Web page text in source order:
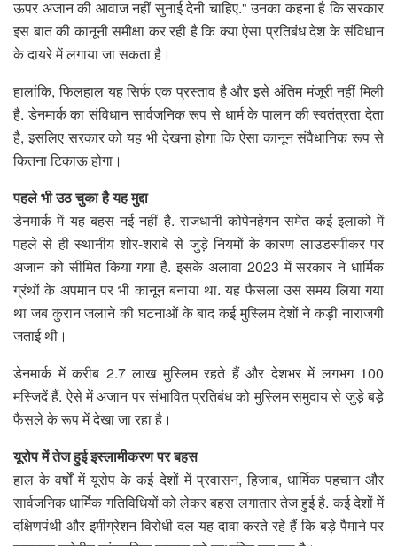
ऊपर अजान की आवाज नहीं सुनाई देनी चाहिए." उनका कहना है कि सरकार
इस बात की कानूनी समीक्षा कर रही है कि क्या ऐसा प्रतिबंध देश के संविधान
के दायरे में लगाया जा सकता है।
हालांकि, फिलहाल यह सिर्फ एक प्रस्ताव है और इसे अंतिम मंजूरी नहीं मिली
है. डेनमार्क का संविधान सार्वजनिक रूप से धार्म के पालन की स्वतंत्रता देता
है, इसलिए सरकार को यह भी देखना होगा कि ऐसा कानून संवैधानिक रूप से
कितना टिकाऊ होगा।
पहले भी उठ चुका है यह मुद्दा
डेनमार्क में यह बहस नई नहीं है. राजधानी कोपेनहेगन समेत कई इलाकों में
पहले से ही स्थानीय शोर-शराबे से जुड़े नियमों के कारण लाउडस्पीकर पर
अजान को सीमित किया गया है. इसके अलावा 2023 में सरकार ने धार्मिक
ग्रंथों के अपमान पर भी कानून बनाया था. यह फैसला उस समय लिया गया
था जब कुरान जलाने की घटनाओं के बाद कई मुस्लिम देशों ने कड़ी नाराजगी
जताई थी।
डेनमार्क में करीब 2.7 लाख मुस्लिम रहते हैं और देशभर में लगभग 100
मस्जिदें हैं. ऐसे में अजान पर संभावित प्रतिबंध को मुस्लिम समुदाय से जुड़े बड़े
फैसले के रूप में देखा जा रहा है।
यूरोप में तेज हुई इस्लामीकरण पर बहस
हाल के वर्षों में यूरोप के कई देशों में प्रवासन, हिजाब, धार्मिक पहचान और
सार्वजनिक धार्मिक गतिविधियों को लेकर बहस लगातार तेज हुई है. कई देशों में
दक्षिणपंथी और इमीग्रेशन विरोधी दल यह दावा करते रहे हैं कि बड़े पैमाने पर